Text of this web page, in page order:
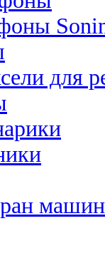
для